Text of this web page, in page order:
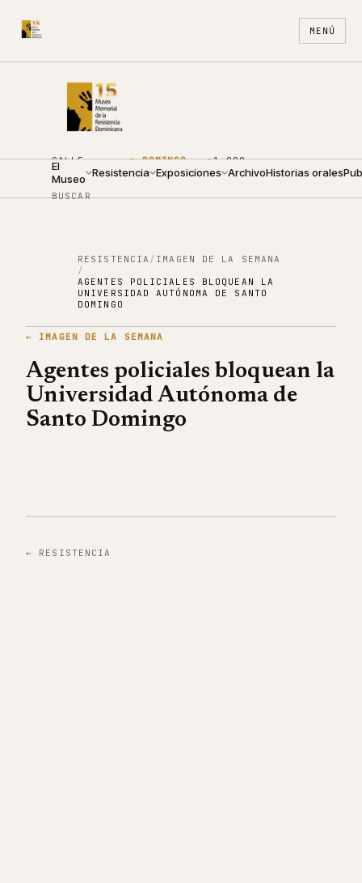
MENÚ
CALLE
ARZOBISPO
NOUEL 210
●DOMINGO ·
10:00 —
+1 809
688
ES EN
El
Museo Resistencia Exposiciones ArchivoHistorias orales
BUSCAR
RESISTENCIA / IMAGEN DE LA SEMANA
/
AGENTES POLICIALES BLOQUEAN LA
UNIVERSIDAD AUTÓNOMA DE SANTO
DOMINGO
← IMAGEN DE LA SEMANA
Agentes policiales bloquean la
Universidad Autónoma de
Santo Domingo
← RESISTENCIA